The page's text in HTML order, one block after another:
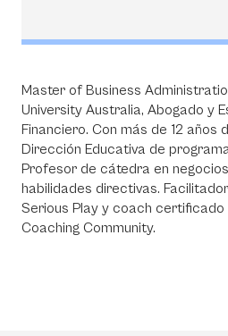
Master of Business
University Australia, Abogado y
Financiero. Con más de 12 años
Dirección Educativa de
Profesor de cátedra en
habilidades directivas.
Serious Play y coach certificado
Coaching Community.